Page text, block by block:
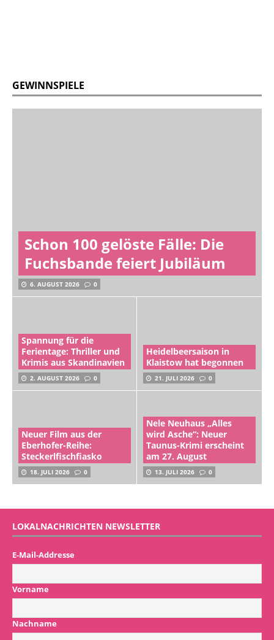
GEWINNSPIELE
Schon 100 gelöste Fälle: Die
Fuchsbande feiert Jubiläum
6. AUGUST 2026 0
Spannung für die
Ferientage: Thriller und
Krimis aus Skandinavien
2. AUGUST 2026 0
Heidelbeersaison in
Klaistow hat begonnen
21. JULI 2026 0
Neuer Film aus der
Eberhofer-Reihe:
Steckerlfischfiasko
18. JULI 2026 0
Nele Neuhaus „Alles
wird Asche“: Neuer
Taunus-Krimi erscheint
am 27. August
13. JULI 2026 0
LOKALNACHRICHTEN NEWSLETTER
E-Mail-Addresse
Vorname
Nachname